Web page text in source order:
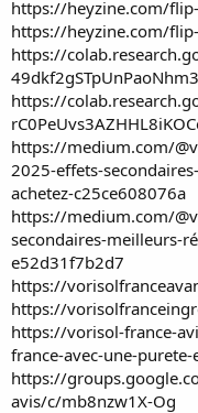
https://heyzine.com/
https://heyzine.com/
https://
https://
https://medium.com/
2025-effets-
achetez-c25ce608076a
https://medium.com/
secondaires-meilleurs-
e52d31f7b2d7
https://
https://
https://vorisol-france-
france-avec-une-
https://
avis/c/mb8nzw1X-Og